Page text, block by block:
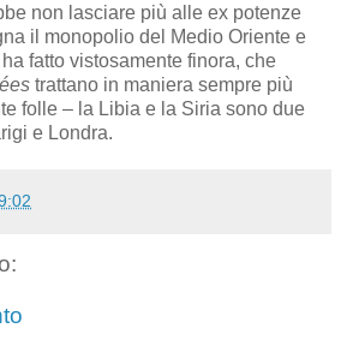
non lasciare più alle ex potenze
il monopolio del Medio Oriente e
fatto vistosamente finora, che
trattano in maniera sempre più
folle – la Libia e la Siria sono due
e Londra.